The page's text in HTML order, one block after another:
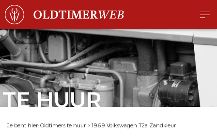
TE HUUR
Je bent hier: Oldtimers te huur > 1969 Volkswagen T2a Zandkleur